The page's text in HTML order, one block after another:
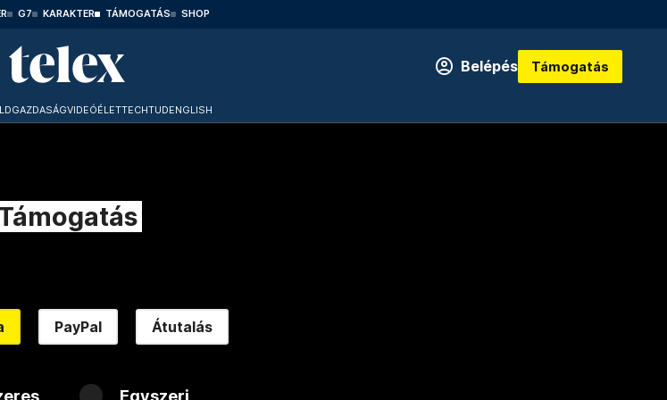
G7 KARAKTER TÁMOGATÁS SHOP
Belépés Támogatás
GAZDASÁGVIDEÓÉLETTECHTUDENGLISH
PayPal Átutalás
Egyszeri